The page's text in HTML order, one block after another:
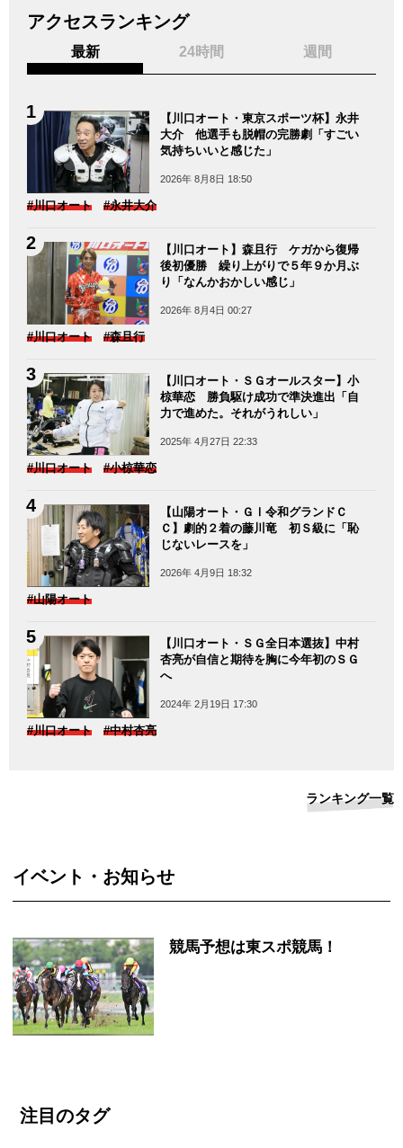
アクセスランキング
最新 24時間 週間
【川口オート・東京スポーツ杯】永井
大介 他選手も脱帽の完勝劇「すごい
気持ちいいと感じた」
2026年 8月8日 18:50
#川口オート #永井大介
【川口オート】森且行 ケガから復帰
後初優勝 繰り上がりで５年９か月ぶ
り「なんかおかしい感じ」
2026年 8月4日 00:27
#川口オート #森且行
【川口オート・ＳＧオールスター】小
椋華恋 勝負駆け成功で準決進出「自
力で進めた。それがうれしい」
2025年 4月27日 22:33
#川口オート #小椋華恋
【山陽オート・ＧⅠ令和グランドＣ
Ｃ】劇的２着の藤川竜 初Ｓ級に「恥
じないレースを」
2026年 4月9日 18:32
#山陽オート
【川口オート・ＳＧ全日本選抜】中村
杏亮が自信と期待を胸に今年初のＳＧ
へ
2024年 2月19日 17:30
#川口オート #中村杏亮
ランキング一覧
イベント・お知らせ
競馬予想は東スポ競馬！
注目のタグ